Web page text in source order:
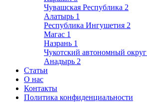
Чувашская Республика 2
Алатырь 1
Республика Ингушетия 2
Магас 1
Назрань 1
Чукотский автономный округ
Анадырь 2
Статьи
О нас
Контакты
Политика конфиденциальности